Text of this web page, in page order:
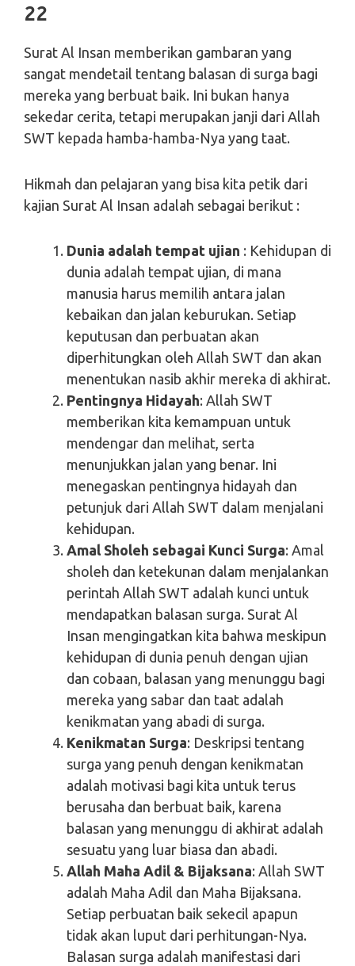
22
Surat Al Insan memberikan gambaran yang
sangat mendetail tentang balasan di surga bagi
mereka yang berbuat baik. Ini bukan hanya
sekedar cerita, tetapi merupakan janji dari Allah
SWT kepada hamba-hamba-Nya yang taat.
Hikmah dan pelajaran yang bisa kita petik dari
kajian Surat Al Insan adalah sebagai berikut :
Dunia adalah tempat ujian : Kehidupan di
dunia adalah tempat ujian, di mana
manusia harus memilih antara jalan
kebaikan dan jalan keburukan. Setiap
keputusan dan perbuatan akan
diperhitungkan oleh Allah SWT dan akan
menentukan nasib akhir mereka di akhirat.
Pentingnya Hidayah: Allah SWT
memberikan kita kemampuan untuk
mendengar dan melihat, serta
menunjukkan jalan yang benar. Ini
menegaskan pentingnya hidayah dan
petunjuk dari Allah SWT dalam menjalani
kehidupan.
Amal Sholeh sebagai Kunci Surga: Amal
sholeh dan ketekunan dalam menjalankan
perintah Allah SWT adalah kunci untuk
mendapatkan balasan surga. Surat Al
Insan mengingatkan kita bahwa meskipun
kehidupan di dunia penuh dengan ujian
dan cobaan, balasan yang menunggu bagi
mereka yang sabar dan taat adalah
kenikmatan yang abadi di surga.
Kenikmatan Surga: Deskripsi tentang
surga yang penuh dengan kenikmatan
adalah motivasi bagi kita untuk terus
berusaha dan berbuat baik, karena
balasan yang menunggu di akhirat adalah
sesuatu yang luar biasa dan abadi.
Allah Maha Adil & Bijaksana: Allah SWT
adalah Maha Adil dan Maha Bijaksana.
Setiap perbuatan baik sekecil apapun
tidak akan luput dari perhitungan-Nya.
Balasan surga adalah manifestasi dari